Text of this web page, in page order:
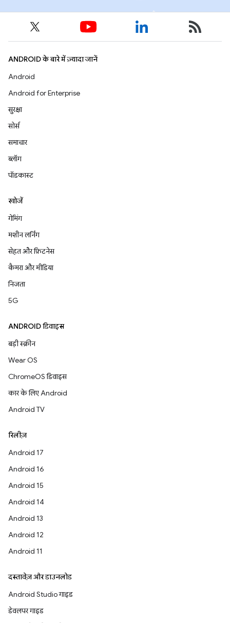
ANDROID के बारे में ज़्यादा जानें
Android
Android for Enterprise
सुरक्षा
सोर्स
समाचार
ब्लॉग
पॉडकास्ट
खोजें
गेमिंग
मशीन लर्निंग
सेहत और फ़िटनेस
कैमरा और मीडिया
निजता
5G
ANDROID डिवाइस
बड़ी स्क्रीन
Wear OS
ChromeOS डिवाइस
कार के लिए Android
Android TV
रिलीज़
Android 17
Android 16
Android 15
Android 14
Android 13
Android 12
Android 11
दस्तावेज़ और डाउनलोड
Android Studio गाइड
डेवलपर गाइड